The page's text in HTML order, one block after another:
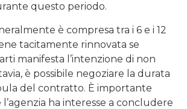
questo periodo.
è compresa tra i 6 e i 12
tacitamente rinnovata se
manifesta l’intenzione di non
è possibile negoziare la durata
del contratto. È importante
ha interesse a concludere